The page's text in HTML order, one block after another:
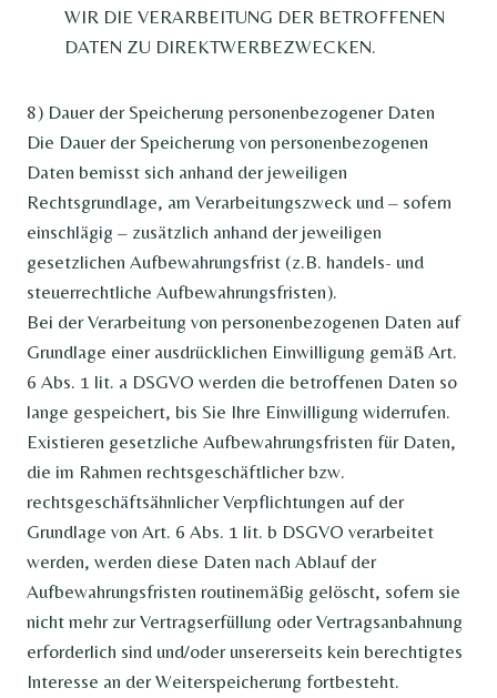
WIR DIE VERARBEITUNG DER BETROFFENEN
DATEN ZU DIREKTWERBEZWECKEN.
8) Dauer der Speicherung personenbezogener Daten
Die Dauer der Speicherung von personenbezogenen
Daten bemisst sich anhand der jeweiligen
Rechtsgrundlage, am Verarbeitungszweck und – sofern
einschlägig – zusätzlich anhand der jeweiligen
gesetzlichen Aufbewahrungsfrist (z.B. handels- und
steuerrechtliche Aufbewahrungsfristen).
Bei der Verarbeitung von personenbezogenen Daten auf
Grundlage einer ausdrücklichen Einwilligung gemäß Art.
6 Abs. 1 lit. a DSGVO werden die betroffenen Daten so
lange gespeichert, bis Sie Ihre Einwilligung widerrufen.
Existieren gesetzliche Aufbewahrungsfristen für Daten,
die im Rahmen rechtsgeschäftlicher bzw.
rechtsgeschäftsähnlicher Verpflichtungen auf der
Grundlage von Art. 6 Abs. 1 lit. b DSGVO verarbeitet
werden, werden diese Daten nach Ablauf der
Aufbewahrungsfristen routinemäßig gelöscht, sofern sie
nicht mehr zur Vertragserfüllung oder Vertragsanbahnung
erforderlich sind und/oder unsererseits kein berechtigtes
Interesse an der Weiterspeicherung fortbesteht.